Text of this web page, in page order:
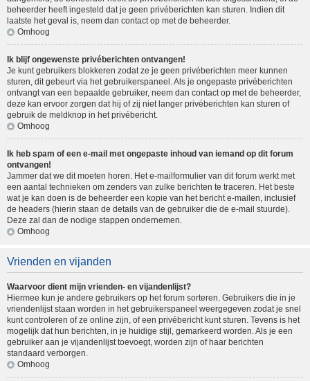
beheerder heeft ingesteld dat je geen privéberichten kan sturen. Indien dit
laatste het geval is, neem dan contact op met de beheerder.
Omhoog
Ik blijf ongewenste privéberichten ontvangen!
Je kunt gebruikers blokkeren zodat ze je geen privéberichten meer kunnen
sturen, dit gebeurt via het gebruikerspaneel. Als je ongepaste privéberichten
ontvangt van een bepaalde gebruiker, neem dan contact op met de beheerder,
deze kan ervoor zorgen dat hij of zij niet langer privéberichten kan sturen of
gebruik de meldknop in het privébericht.
Omhoog
Ik heb spam of een e-mail met ongepaste inhoud van iemand op dit forum
ontvangen!
Jammer dat we dit moeten horen. Het e-mailformulier van dit forum werkt met
een aantal technieken om zenders van zulke berichten te traceren. Het beste
wat je kan doen is de beheerder een kopie van het bericht e-mailen, inclusief
de headers (hierin staan de details van de gebruiker die de e-mail stuurde).
Deze zal dan de nodige stappen ondernemen.
Omhoog
Vrienden en vijanden
Waarvoor dient mijn vrienden- en vijandenlijst?
Hiermee kun je andere gebruikers op het forum sorteren. Gebruikers die in je
vriendenlijst staan worden in het gebruikerspaneel weergegeven zodat je snel
kunt controleren of ze online zijn, of een privébericht kunt sturen. Tevens is het
mogelijk dat hun berichten, in je huidige stijl, gemarkeerd worden. Als je een
gebruiker aan je vijandenlijst toevoegt, worden zijn of haar berichten
standaard verborgen.
Omhoog